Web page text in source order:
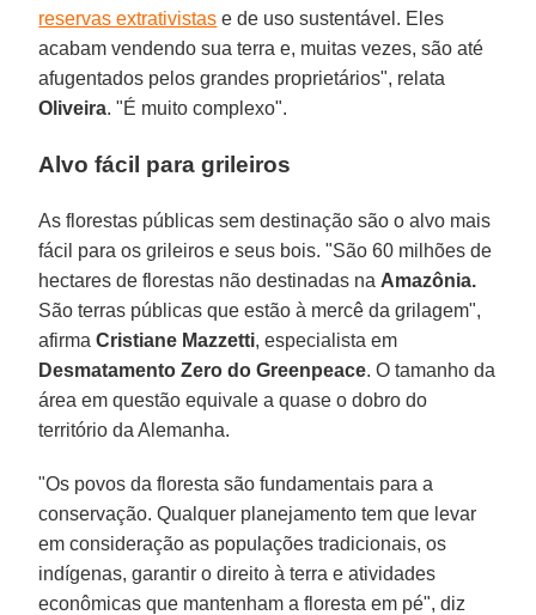
reservas extrativistas e de uso sustentável. Eles
acabam vendendo sua terra e, muitas vezes, são até
afugentados pelos grandes proprietários", relata
Oliveira. "É muito complexo".
Alvo fácil para grileiros
As florestas públicas sem destinação são o alvo mais
fácil para os grileiros e seus bois. "São 60 milhões de
hectares de florestas não destinadas na Amazônia.
São terras públicas que estão à mercê da grilagem",
afirmaCristiane Mazzetti, especialista em
Desmatamento Zero do Greenpeace. O tamanho da
área em questão equivale a quase o dobro do
território da Alemanha.
"Os povos da floresta são fundamentais para a
conservação. Qualquer planejamento tem que levar
em consideração as populações tradicionais, os
indígenas, garantir o direito à terra e atividades
econômicas que mantenham a floresta em pé", diz